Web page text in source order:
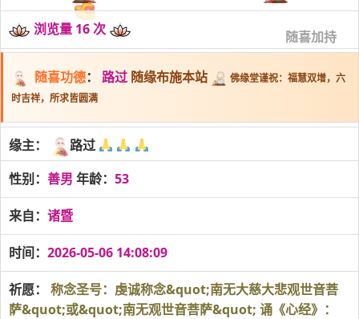
浏览量 16 次 随喜加持
随喜功德： 路过 随缘布施本站
佛缘堂谨祝：福慧双增，六
时吉祥，所求皆圆满
缘主：
路过
性别： 善男 年龄： 53
来自： 诸暨
时间： 2026-05-06 14:08:09
祈愿：
称念圣号：虔诚称念&quot;南无大慈大悲观世音菩
萨&quot;或&quot;南无观世音菩萨&quot; 诵《心经》：